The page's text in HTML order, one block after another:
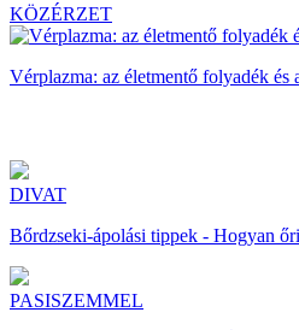
KÖZÉRZET
Vérplazma: az életmentő folyadék és
DIVAT
Bőrdzseki-ápolási tippek - Hogyan
PASISZEMMEL